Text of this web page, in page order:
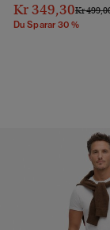
Kr 349,30Pris
Kr
Du Sparar 30 %